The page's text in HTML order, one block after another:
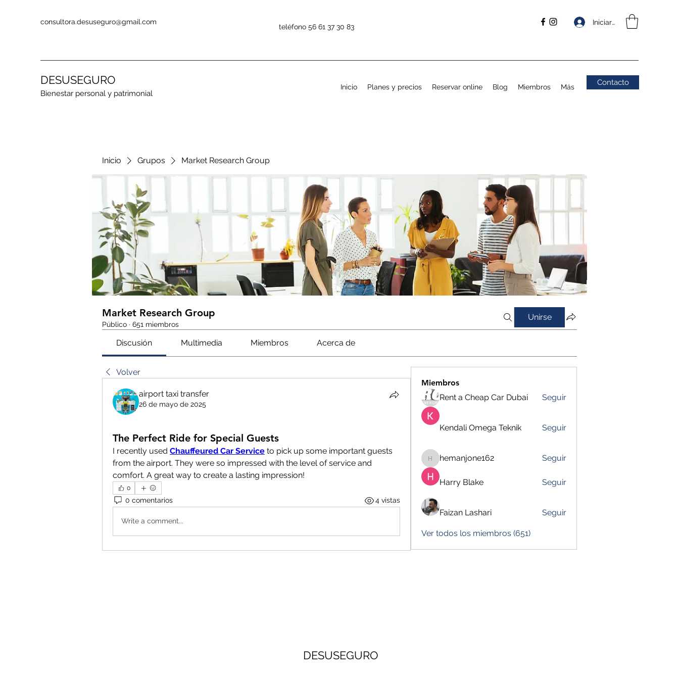
consultora.desuseguro@gmail.com Iniciar sesión
teléfono 56 61 37 30 83
DESUSEGURO
Bienestar personal y patrimonial
Inicio Planes y precios Reservar online Blog Miembros Más Contacto
Inicio Grupos Market Research Group
Market Research Group
Público · 651 miembros
Unirse
Discusión Multimedia Miembros Acerca de
Volver
airport taxi transfer
26 de mayo de 2025
The Perfect Ride for Special Guests
I recently used Chauffeured Car Service to pick up some important guests
from the airport. They were so impressed with the level of service and
comfort. A great way to create a lasting impression!
0
0 comentarios 4 vistas
Write a comment...
Miembros
Rent a Cheap Car Dubai
Seguir
Kendali Omega Teknik Seguir
hemanjone162
hemanjone162 Seguir
Harry Blake Seguir
Faizan Lashari Seguir
Ver todos los miembros (651)
DESUSEGURO